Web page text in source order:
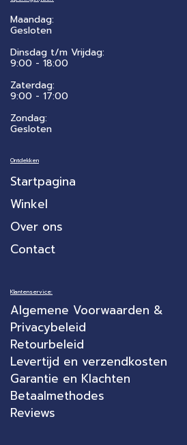
Maandag:
Gesloten
Dinsdag t/m Vrijdag:
9:00 - 18:00
Zaterdag:
​9:00 - 17:00
Zondag:
Gesloten
Ontdekken
Startpagina
Winkel
Over ons
Contact
Klantenservice:
Algemene Voorwaarden &
Privacybeleid
Retourbeleid
Levertijd en verzendkosten
Garantie en Klachten
Betaalmethodes
Reviews